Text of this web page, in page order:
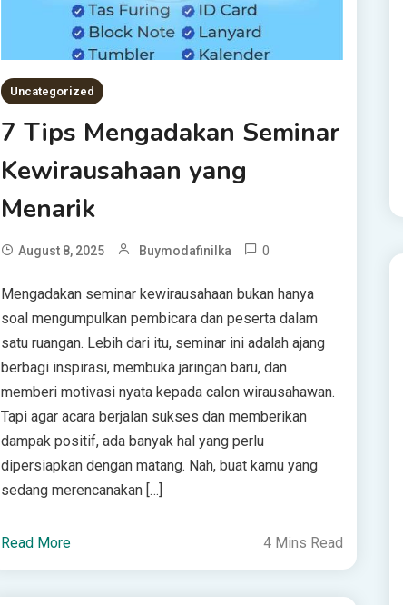
Uncategorized
7 Tips Mengadakan Seminar
Kewirausahaan yang
Menarik
August 8, 2025 Buymodafinilka 0
Mengadakan seminar kewirausahaan bukan hanya
soal mengumpulkan pembicara dan peserta dalam
satu ruangan. Lebih dari itu, seminar ini adalah ajang
berbagi inspirasi, membuka jaringan baru, dan
memberi motivasi nyata kepada calon wirausahawan.
Tapi agar acara berjalan sukses dan memberikan
dampak positif, ada banyak hal yang perlu
dipersiapkan dengan matang. Nah, buat kamu yang
sedang merencanakan […]
Read More 4 Mins Read